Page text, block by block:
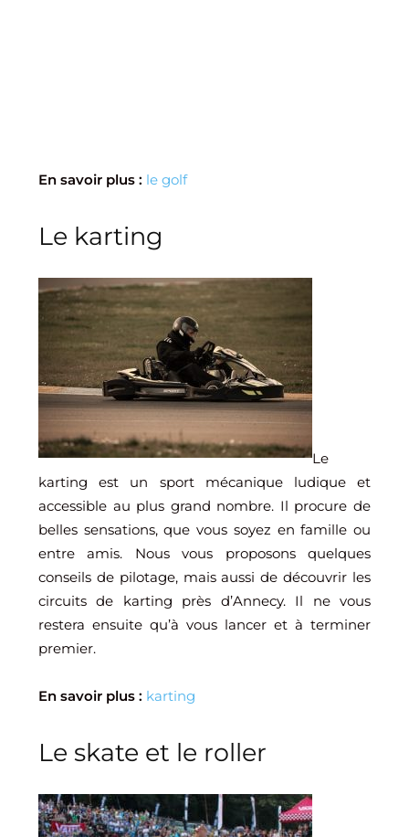
En savoir plus : le golf
Le karting
Le
karting est un sport mécanique ludique et
accessible au plus grand nombre. Il procure de
belles sensations, que vous soyez en famille ou
entre amis. Nous vous proposons quelques
conseils de pilotage, mais aussi de découvrir les
circuits de karting près d’Annecy. Il ne vous
restera ensuite qu’à vous lancer et à terminer
premier.
En savoir plus : karting
Le skate et le roller